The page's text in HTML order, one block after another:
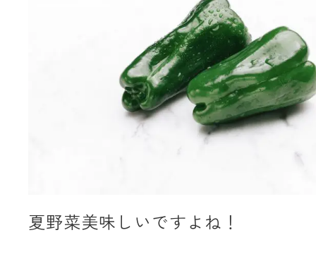
夏野菜美味しいですよね！